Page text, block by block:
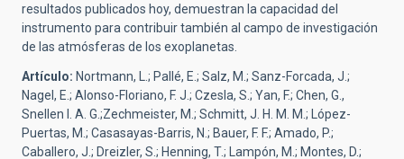
resultados publicados hoy, demuestran la capacidad del
instrumento para contribuir también al campo de investigación
de las atmósferas de los exoplanetas.
Artículo: Nortmann, L.; Pallé, E.; Salz, M.; Sanz-Forcada, J.;
Nagel, E.; Alonso-Floriano, F. J.; Czesla, S.; Yan, F.; Chen, G.,
Snellen I. A. G.;Zechmeister, M.; Schmitt, J. H. M. M.; López-
Puertas, M.; Casasayas-Barris, N.; Bauer, F. F.; Amado, P.;
Caballero, J.; Dreizler, S.; Henning, T.; Lampón, M.; Montes, D.;